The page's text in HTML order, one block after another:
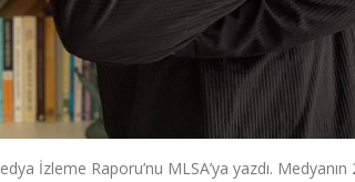
İzleme Raporu’nu MLSA’ya yazdı. Medyanın